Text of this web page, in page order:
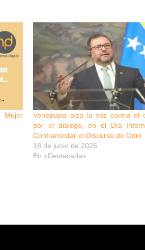
Venezuela alza la voz contra el
por el diálogo, en el Día
Contrarrestar el Discurso de Odio
18 de junio de 2025
En «Destacada»